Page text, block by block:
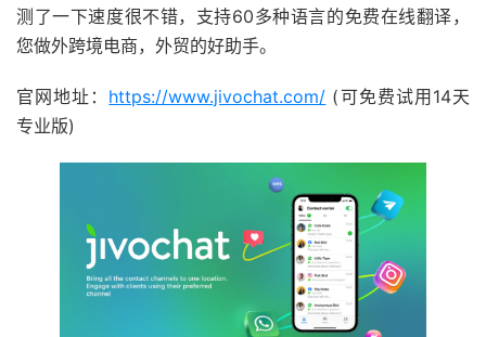
测了一下速度很不错，支持60多种语言的免费在线翻译，
您做外跨境电商，外贸的好助手。
官网地址： https://www.jivochat.com/ (可免费试用14天
专业版)